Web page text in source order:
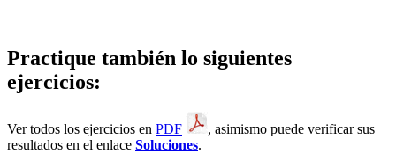
Practique también lo siguientes
ejercicios:
Ver todos los ejercicios en PDF
, asimismo puede verificar sus
resultados en el enlace Soluciones.